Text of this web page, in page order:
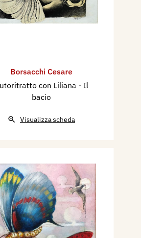
Borsacchi Cesare
con Liliana - Il
bacio
Visualizza scheda